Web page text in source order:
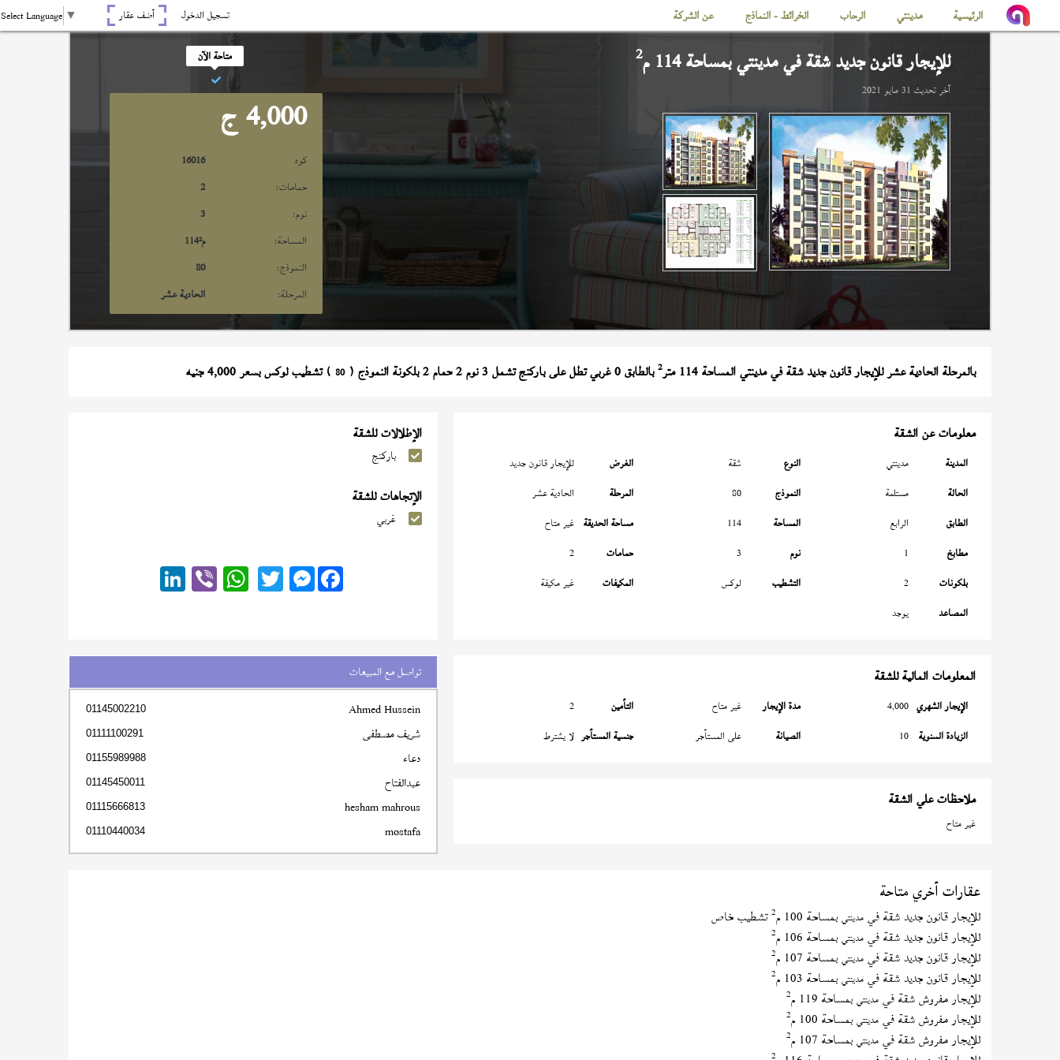
الرئيسية مدينتي الرحاب الخرائط - النماذج عن الشركة تسجيل الدخول أضف عقار Select Language ▼
للإيجار قانون جديد شقة فيمدينتيبمساحة 114 م 2
آخر تحديث 31 مايو 2021
متاحة الآن
4,000 ج
كود
16016
حمامات:
2
نوم:
3
المساحة:
114م²
النموذج:
80
المرحلة:
الحادية عشر
بالمرحلة الحادية عشر للإيجار قانون جديد شقة في مدينتي المساحة 114 متر 2بالطابق 0 غربي تطل على باركنج تشمل 3 نوم 2 حمام 2 بلكونة النموذج ( 80 ) تشطيب لوكس بسعر 4,000 جنيه
معلومات عن الشقة
المدينة مدينتي النوع شقة الغرض
للإيجار قانون جديد
الحالة
مستلمة النموذج 80 المرحلة
الحادية عشر
الطابق
الرابع المساحة 114 مساحة الحديقة غير متاح
مطابخ
1 نوم 3 حمامات
2
بلكونات
2 التشطيب لوكس المكيفات
غير مكيفة
المصاعد
يوجد
الإطلالات للشقة
باركنج
الإتجاهات للشقة
غربي
Messenger
المعلومات المالية للشقة
الإيجار الشهري 4,000 مدة الإيجار غير متاح التأمين
2
الزيادة السنوية 10 الصيانة على المستأجر جنسية المستأجر لا يشترط
ملاحظات علي الشقة
غير متاح
تواصل مع المبيعات
Ahmed Hussein
01145002210
شريف مصطفى 01111100291
دعاء 01155989988
عبدالفتاح 01145450011
hesham mahrous
01115666813
mostafa
01110440034
عقارات أخري متاحة
للإيجار قانون جديد شقة في مدينتي بمساحة 100 م 2تشطيب خاص
للإيجار قانون جديد شقة في مدينتي بمساحة 106 م 2
للإيجار قانون جديد شقة في مدينتي بمساحة 107 م 2
للإيجار قانون جديد شقة في مدينتي بمساحة 103 م 2
للإيجار مفروش شقة في مدينتي بمساحة 119 م 2
للإيجار مفروش شقة في مدينتي بمساحة 100 م 2
للإيجار مفروش شقة في مدينتي بمساحة 107 م 2
2